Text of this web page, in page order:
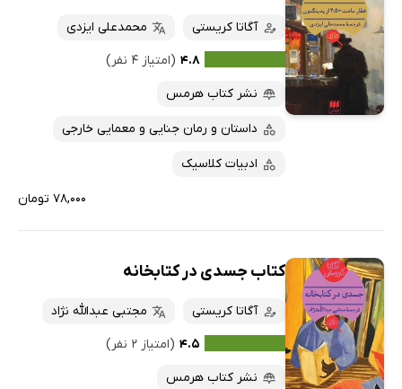
آگاتا کریستی
محمدعلی ایزدی
۴.۸ (امتیاز ۴ نفر)
نشر کتاب هرمس
داستان و رمان جنایی و معمایی خارجی
ادبیات کلاسیک
۷۸,۰۰۰ تومان
کتاب جسدی در کتابخانه
آگاتا کریستی
مجتبی عبدالله نژاد
۴.۵ (امتیاز ۲ نفر)
نشر کتاب هرمس